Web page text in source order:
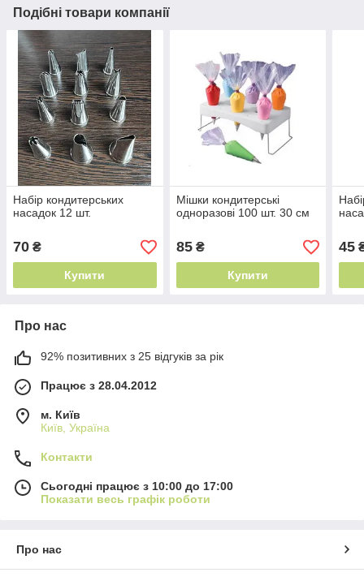
Подібні товари компанії
Набір кондитерських
насадок 12 шт.
70 ₴
Купити
Мішки кондитерські
одноразові 100 шт. 30 см
85₴
Купити
45
Про нас
92% позитивних з 25 відгуків за рік
Працює з 28.04.2012
м. Київ
Київ, Україна
Контакти
Сьогодні працює з 10:00 до 17:00
Показати весь графік роботи
Про нас